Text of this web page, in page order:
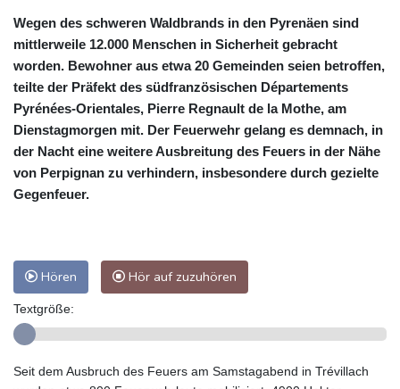
Wegen des schweren Waldbrands in den Pyrenäen sind
mittlerweile 12.000 Menschen in Sicherheit gebracht
worden. Bewohner aus etwa 20 Gemeinden seien betroffen,
teilte der Präfekt des südfranzösischen Départements
Pyrénées-Orientales, Pierre Regnault de la Mothe, am
Dienstagmorgen mit. Der Feuerwehr gelang es demnach, in
der Nacht eine weitere Ausbreitung des Feuers in der Nähe
von Perpignan zu verhindern, insbesondere durch gezielte
Gegenfeuer.
Hören Hör auf zuzuhören
Textgröße:
Seit dem Ausbruch des Feuers am Samstagabend in Trévillach